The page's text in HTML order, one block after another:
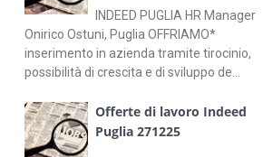
INDEED PUGLIA HR Manager
Onirico Ostuni, Puglia OFFRIAMO*
inserimento in azienda tramite tirocinio,
possibilità di crescita e di sviluppo de...
Offerte di lavoro Indeed
Puglia 271225